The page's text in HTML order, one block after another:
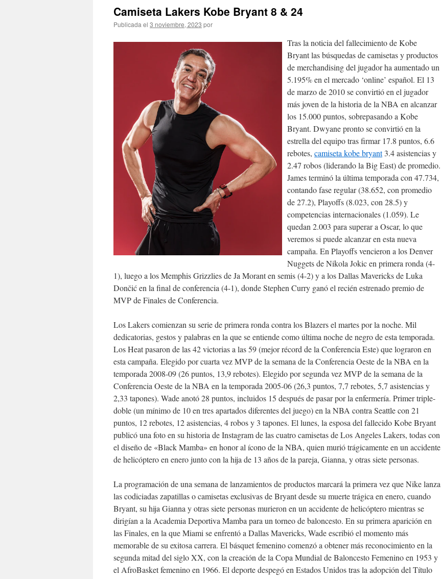
Camiseta Lakers Kobe Bryant 8 & 24
Publicada el 3 noviembre, 2023 por
Tras la noticia del fallecimiento de Kobe
Bryant las búsquedas de camisetas y productos
de merchandising del jugador ha aumentado un
5.195% en el mercado ‘online’ español. El 13
de marzo de 2010 se convirtió en el jugador
más joven de la historia de la NBA en alcanzar
los 15.000 puntos, sobrepasando a Kobe
Bryant. Dwyane pronto se convirtió en la
estrella del equipo tras firmar 17.8 puntos, 6.6
rebotes, camiseta kobe bryant3.4 asistencias y
2.47 robos (liderando la Big East) de promedio.
James terminó la última temporada con 47.734,
contando fase regular (38.652, con promedio
de 27.2), Playoffs (8.023, con 28.5) y
competencias internacionales (1.059). Le
quedan 2.003 para superar a Oscar, lo que
veremos si puede alcanzar en esta nueva
campaña. En Playoffs vencieron a los Denver
Nuggets de Nikola Jokic en primera ronda (4-
1), luego a los Memphis Grizzlies de Ja Morant en semis (4-2) y a los Dallas Mavericks de Luka
Dončić en la final de conferencia (4-1), donde Stephen Curry ganó el recién estrenado premio de
MVP de Finales de Conferencia.
Los Lakers comienzan su serie de primera ronda contra los Blazers el martes por la noche. Mil
dedicatorias, gestos y palabras en la que se entiende como última noche de negro de esta temporada.
Los Heat pasaron de las 42 victorias a las 59 (mejor récord de la Conferencia Este) que lograron en
esta campaña. Elegido por cuarta vez MVP de la semana de la Conferencia Oeste de la NBA en la
temporada 2008-09 (26 puntos, 13,9 rebotes). Elegido por segunda vez MVP de la semana de la
Conferencia Oeste de la NBA en la temporada 2005-06 (26,3 puntos, 7,7 rebotes, 5,7 asistencias y
2,33 tapones). Wade anotó 28 puntos, incluidos 15 después de pasar por la enfermería. Primer triple-
doble (un mínimo de 10 en tres apartados diferentes del juego) en la NBA contra Seattle con 21
puntos, 12 rebotes, 12 asistencias, 4 robos y 3 tapones. El lunes, la esposa del fallecido Kobe Bryant
publicó una foto en su historia de Instagram de las cuatro camisetas de Los Angeles Lakers, todas con
el diseño de «Black Mamba» en honor al ícono de la NBA, quien murió trágicamente en un accidente
de helicóptero en enero junto con la hija de 13 años de la pareja, Gianna, y otras siete personas.
La programación de una semana de lanzamientos de productos marcará la primera vez que Nike lanza
las codiciadas zapatillas o camisetas exclusivas de Bryant desde su muerte trágica en enero, cuando
Bryant, su hija Gianna y otras siete personas murieron en un accidente de helicóptero mientras se
dirigían a la Academia Deportiva Mamba para un torneo de baloncesto. En su primera aparición en
las Finales, en la que Miami se enfrentó a Dallas Mavericks, Wade escribió el momento más
memorable de su exitosa carrera. El básquet femenino comenzó a obtener más reconocimiento en la
segunda mitad del siglo XX, con la creación de la Copa Mundial de Baloncesto Femenino en 1953 y
el AfroBasket femenino en 1966. El deporte despegó en Estados Unidos tras la adopción del Título